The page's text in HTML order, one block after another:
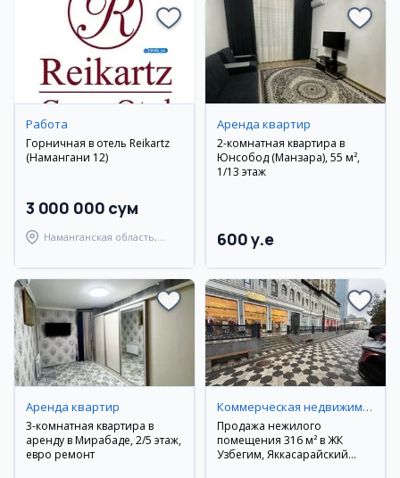
Работа
Горничная в отель Reikartz
(Намангани 12)
3 000 000 сум
Наманганская область,
Аренда квартир
2-комнатная квартира в
Юнсобод (Манзара), 55 м²,
1/13 этаж
600 y.e
Аренда квартир
3-комнатная квартира в
аренду в Мирабаде, 2/5 этаж,
евро ремонт
Коммерческая недвижимость
Продажа нежилого
помещения 316 м² в ЖК
Узбегим, Яккасарайский